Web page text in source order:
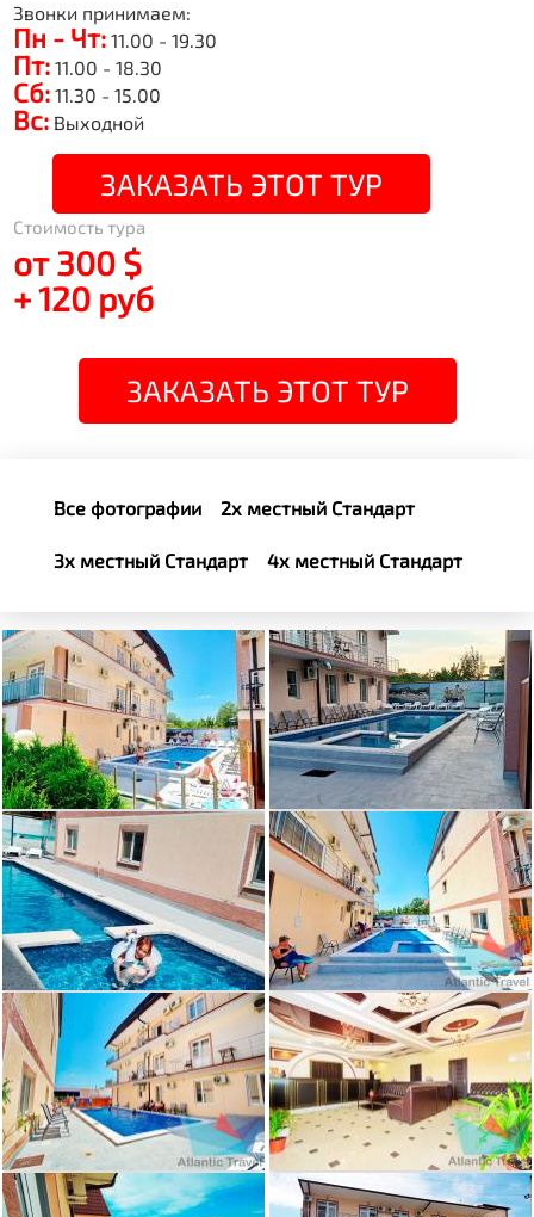
Звонки принимаем:
Пн - Чт: 11.00 - 19.30
Пт: 11.00 - 18.30
Сб: 11.30 - 15.00
Вс: Выходной
ЗАКАЗАТЬ ЭТОТ ТУР
Стоимость тура
от 300 $
+ 120 руб
ЗАКАЗАТЬ ЭТОТ ТУР
Все фотографии 2х местный Стандарт
3х местный Стандарт 4х местный Стандарт